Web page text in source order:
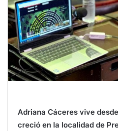
Adriana Cáceres vive
creció en la localidad de